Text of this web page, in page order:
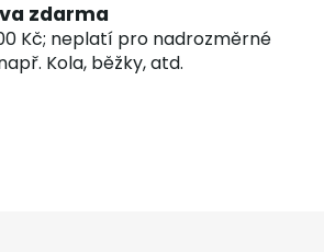
zdarma
Kč; neplatí pro nadrozměrné
Kola, běžky, atd.